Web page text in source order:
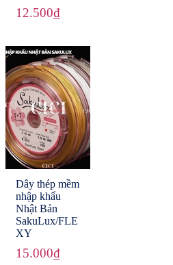
12.500₫
Dây thép mềm
nhập khẩu
Nhật Bản
SakuLux/FLE
XY
15.000₫